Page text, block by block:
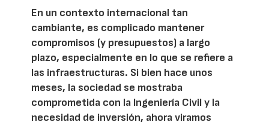
En un contexto internacional tan
cambiante, es complicado mantener
compromisos (y presupuestos) a largo
plazo, especialmente en lo que se refiere a
las infraestructuras. Si bien hace unos
meses, la sociedad se mostraba
comprometida con la Ingeniería Civil y la
necesidad de inversión, ahora viramos